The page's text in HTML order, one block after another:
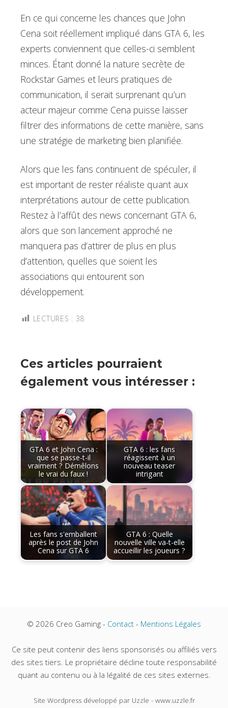
En ce qui concerne les chances que John
Cena soit réellement impliqué dans GTA 6, les
experts conviennent que celles-ci semblent
minces. Étant donné la nature secrète de
Rockstar Games et leurs pratiques de
communication, il serait surprenant qu’un
acteur majeur comme Cena puisse laisser
filtrer des informations de cette manière, sans
une stratégie de marketing bien planifiée.
Alors que les fans continuent de spéculer, il
est important de rester réaliste quant aux
interprétations autour de cette publication.
Restez à l’affût des news concernant GTA 6,
alors que son lancement approché ne
manquera pas d’attirer de plus en plus
d’attention, quelles que soient les
associations qui entourent son
développement.
LECTURES : 38
Ces articles pourraient
également vous intéresser :
GTA 6 et John Cena :
que se passe-t-il
vraiment ? Démêlons
le vrai du faux !
GTA 6 : les fans
réagissent à un
nouveau teaser
intrigant
Les fans s'emballent
après le post de John
Cena sur GTA 6
GTA 6 : Quelle
nouvelle ville va-t-elle
accueillir les joueurs ?
© 2026 Creo Gaming - Contact - Mentions Légales
Ce site peut contenir des liens sponsorisés ou affiliés vers
des sites tiers. Le propriétaire décline toute responsabilité
quant au contenu ou à la légalité de ces sites externes.
Site Wordpress développé par Uzzle - www.uzzle.fr